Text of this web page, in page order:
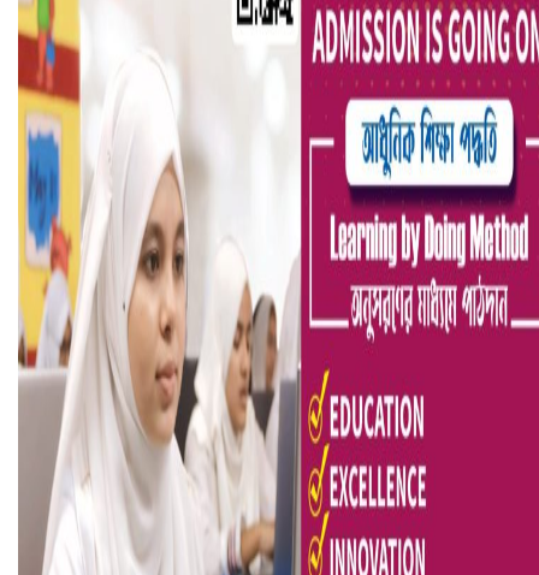
হলিউডে নতুন প্রেমের গুঞ্জন